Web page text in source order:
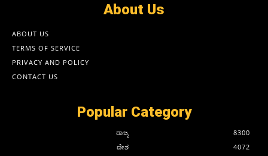
About Us
ABOUT US
TERMS OF SERVICE
PRIVACY AND POLICY
CONTACT US
Popular Category
ರಾಜ್ಯ
8300
ದೇಶ
4072